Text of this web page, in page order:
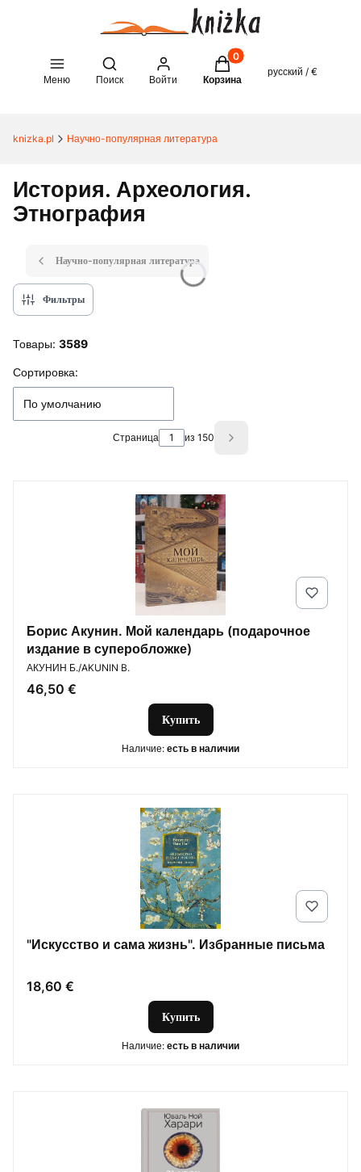
Меню
Open search engine
Поиск Войти
Товары в корзине: 0.
Корзина
русский / €
knizka.pl Научно-популярная литература
История. Археология.
Этнография
Научно-популярная литература
Фильтры
Товары: 3589
Список товаров
Сортировка:
По умолчанию
Страница из 150 Next products
Борис Акунин. Мой календарь (подарочное
издание в суперобложке)
ПРОИЗВОДИТЕЛЬ
АКУНИН Б./AKUNIN B.
Цена
46,50 €
Купить
Наличие: есть в наличии
"Искусство и сама жизнь". Избранные письма
Цена
18,60 €
Купить
Наличие: есть в наличии